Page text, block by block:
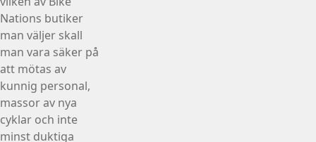
Nations butiker
man väljer skall
man vara säker på
att mötas av
kunnig personal,
massor av nya
cyklar och inte
minst duktiga